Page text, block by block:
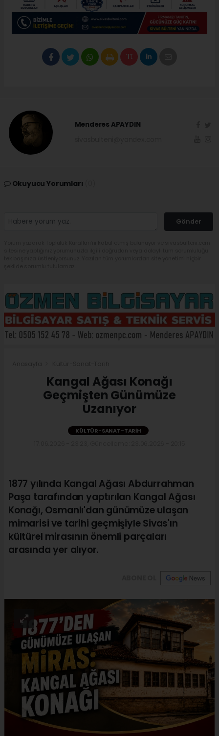
Menderes APAYDIN
Okuyucu Yorumları
Gönder
Kangal Ağası Konağı
Geçmişten Günümüze
Uzanıyor
KÜLTÜR-SANAT-TARIH
1877 yılında Kangal Ağası Abdurrahman
Paşa tarafından yaptırılan Kangal Ağası
Konağı, Osmanlı'dan günümüze ulaşan
mimarisi ve tarihi geçmişiyle Sivas'ın
kültürel mirasının önemli parçaları
arasında yer alıyor.